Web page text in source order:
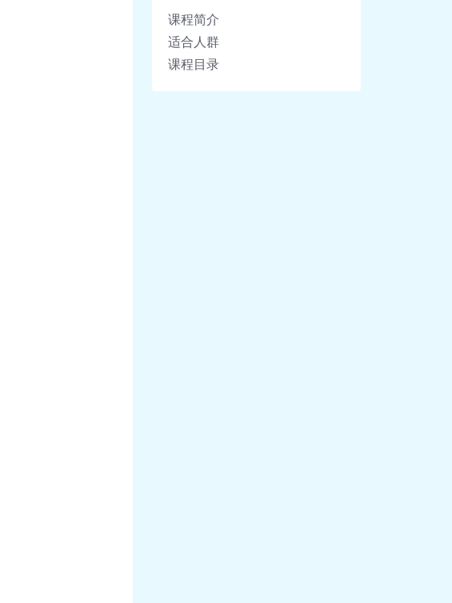
课程简介
适合人群
课程目录